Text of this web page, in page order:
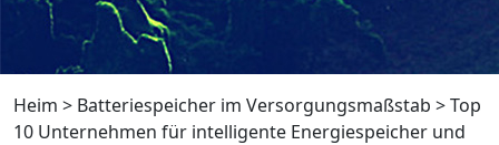
Heim > Batteriespeicher im Versorgungsmaßstab >Top
10 Unternehmen für intelligente Energiespeicher und